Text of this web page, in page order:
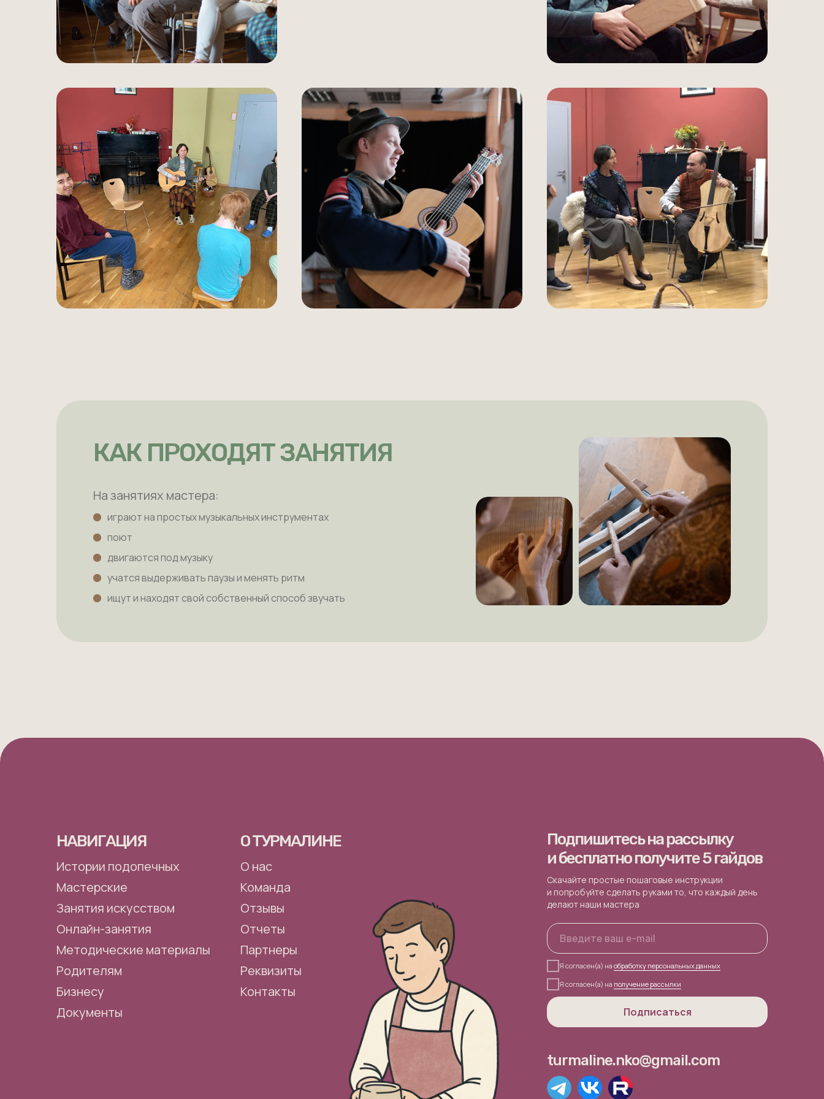
ищут и находят свой собственный способ звучать
учатся выдерживать паузы и менять ритм
двигаются под музыку
поют
играют на простых музыкальных инструментах
На занятиях мастера:
КАК ПРОХОДЯТ ЗАНЯТИЯ
Подпишитесь на рассылку
и бесплатно получите 5 гайдов
О ТУРМАЛИНЕ
Контакты
Реквизиты
Партнеры
Отчеты
Отзывы
Скачайте простые пошаговые инструкции
и попробуйте сделать руками то, что каждый день
делают наши мастера
Команда
О нас
НАВИГАЦИЯ
Документы
Бизнесу
Родителям
turmaline.nko@gmail.com
Занятия искусством
Методические материалы
Онлайн-занятия
Мастерские
Истории подопечных
Я согласен(а) на обработку персональных данных
Я согласен(а) на получение рассылки
Подписаться